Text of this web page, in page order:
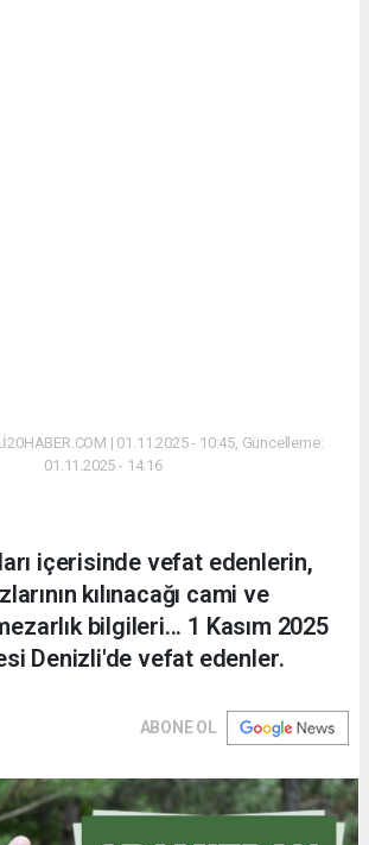
| 01.11.2025 - 10:45, Güncelleme:
01.11.2025 - 14:16
içerisinde vefat edenlerin,
kılınacağı cami ve
bilgileri... 1 Kasım 2025
Denizli'de vefat edenler.
ABONE OL